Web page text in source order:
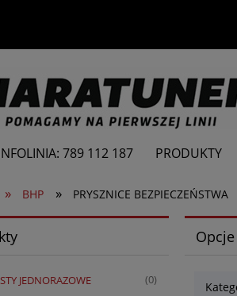
789 112 187 PRODUKTY
» BHP » PRYSZNICE BEZPIECZEŃSTWA
JEDNORAZOWE (0)